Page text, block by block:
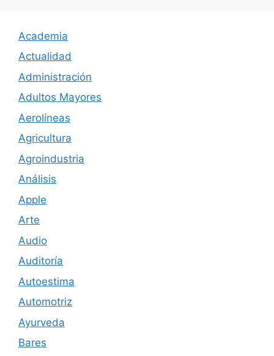
Academia
Actualidad
Administración
Adultos Mayores
Aerolíneas
Agricultura
Agroindustria
Análisis
Apple
Arte
Audio
Auditoría
Autoestima
Automotriz
Ayurveda
Bares